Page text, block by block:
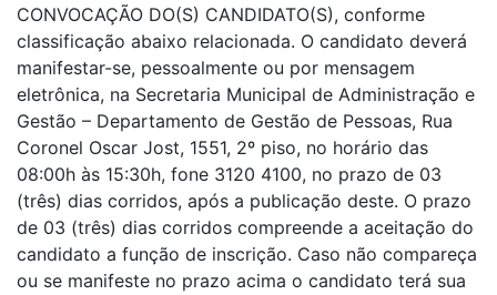
CONVOCAÇÃO DO(S) CANDIDATO(S), conforme
classificação abaixo relacionada. O candidato deverá
manifestar-se, pessoalmente ou por mensagem
eletrônica, na Secretaria Municipal de Administração e
Gestão – Departamento de Gestão de Pessoas, Rua
Coronel Oscar Jost, 1551, 2º piso, no horário das
08:00h às 15:30h, fone 3120 4100, no prazo de 03
(três) dias corridos, após a publicação deste. O prazo
de 03 (três) dias corridos compreende a aceitação do
candidato a função de inscrição. Caso não compareça
ou se manifeste no prazo acima o candidato terá sua